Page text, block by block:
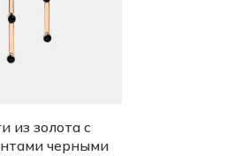
из золота с
черными